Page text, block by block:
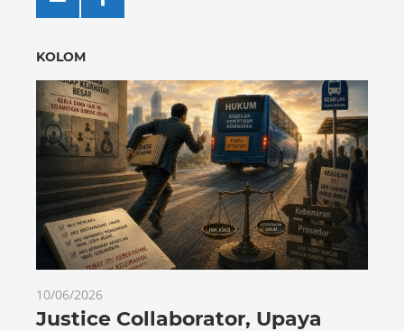
KOLOM
10/06/2026
Justice Collaborator, Upaya